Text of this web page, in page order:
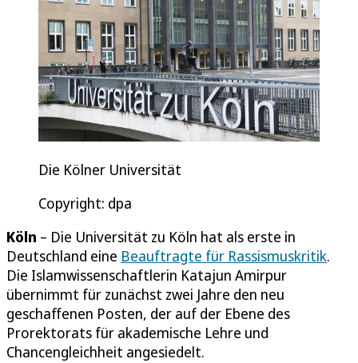
Die Kölner Universität
Copyright: dpa
Köln – Die Universität zu Köln hat als erste in
Deutschland eine Beauftragte für Rassismuskritik.
Die Islamwissenschaftlerin Katajun Amirpur
übernimmt für zunächst zwei Jahre den neu
geschaffenen Posten, der auf der Ebene des
Prorektorats für akademische Lehre und
Chancengleichheit angesiedelt.